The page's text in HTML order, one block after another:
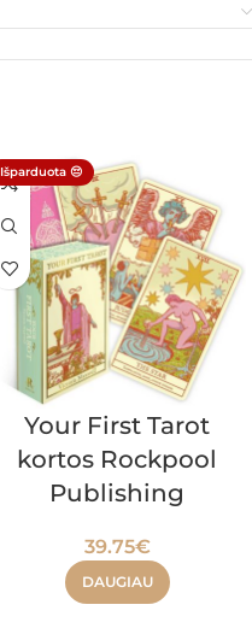
Išparduota 😔
Your First Tarot
kortos Rockpool
Publishing
39.75€
DAUGIAU